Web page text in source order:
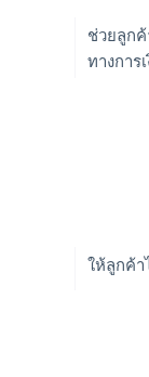
ช่วยลูก
ทางการ
ให้ลูกค้